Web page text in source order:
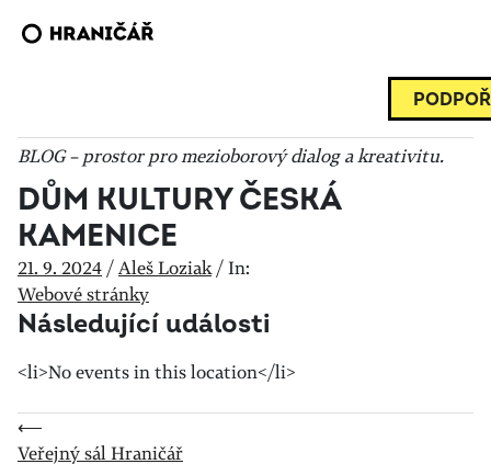
BLOG – prostor pro mezioborový dialog a kreativitu.
DŮM KULTURY ČESKÁ
KAMENICE
21. 9. 2024 /Aleš Loziak /In:
Webové stránky
Následující události
<li>No events in this location</li>
⟵
Veřejný sál Hraničář